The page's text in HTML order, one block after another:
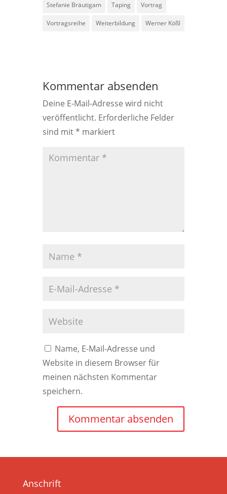
Stefanie Bräutigam Taping Vortrag
Vortragsreihe Weiterbildung Werner Kößl
Kommentar absenden
Deine E-Mail-Adresse wird nicht
veröffentlicht. Erforderliche Felder
sind mit* markiert
Name, E-Mail-Adresse und
Website in diesem Browser für
meinen nächsten Kommentar
speichern.
Anschrift